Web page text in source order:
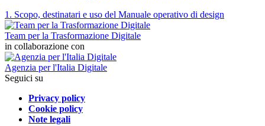
1. Scopo, destinatari e uso del Manuale operativo di design
Team per la Trasformazione Digitale
in collaborazione con
Agenzia per l'Italia Digitale
Seguici su
Privacy policy
Cookie policy
Note legali